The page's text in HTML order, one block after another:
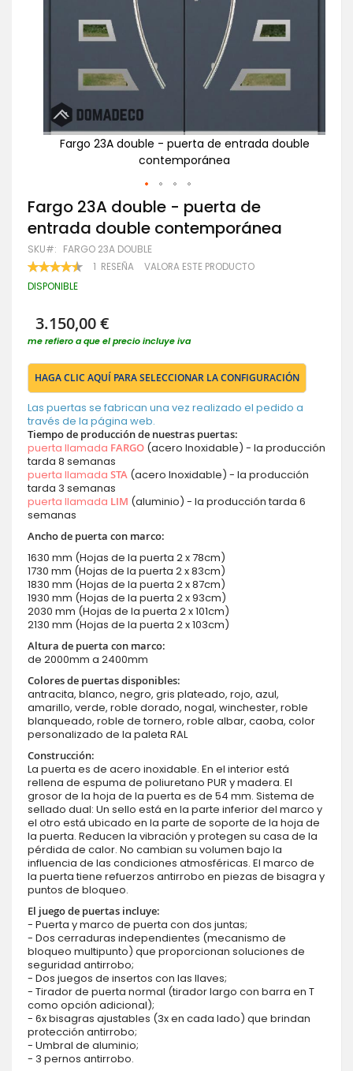
Fargo 23A double - puerta de entrada double
contemporánea
Saltar
al
comienzo
de
la
galería
de
Fargo 23A double - puerta de
entrada double contemporánea
SKU FARGO 23A DOUBLE
VALORACIÓN:
90 100
1 RESEÑA VALORA ESTE PRODUCTO
DISPONIBLE
3.150,00 €
me refiero a que el precio incluye iva
HAGA CLIC AQUÍ PARA SELECCIONAR LA CONFIGURACIÓN
Las puertas se fabrican una vez realizado el pedido a
través de la página web.
Tiempo de producción de nuestras puertas:
puerta llamada FARGO (acero Inoxidable) - la producción
tarda 8 semanas
puerta llamada STA (acero Inoxidable) - la producción
tarda 3 semanas
puerta llamada LIM (aluminio) - la producción tarda 6
semanas
Ancho de puerta con marco:
1630 mm (Hojas de la puerta 2 x 78cm)
1730 mm (Hojas de la puerta 2 x 83cm)
1830 mm (Hojas de la puerta 2 x 87cm)
1930 mm (Hojas de la puerta 2 x 93cm)
2030 mm (Hojas de la puerta 2 x 101cm)
2130 mm (Hojas de la puerta 2 x 103cm)
Altura de puerta con marco:
de 2000mm a 2400mm
Colores de puertas disponibles:
antracita, blanco, negro, gris plateado, rojo, azul,
amarillo, verde, roble dorado, nogal, winchester, roble
blanqueado, roble de tornero, roble albar, caoba, color
personalizado de la paleta RAL
Construcción:
La puerta es de acero inoxidable. En el interior está
rellena de espuma de poliuretano PUR y madera. El
grosor de la hoja de la puerta es de 54 mm. Sistema de
sellado dual: Un sello está en la parte inferior del marco y
el otro está ubicado en la parte de soporte de la hoja de
la puerta. Reducen la vibración y protegen su casa de la
pérdida de calor. No cambian su volumen bajo la
influencia de las condiciones atmosféricas. El marco de
la puerta tiene refuerzos antirrobo en piezas de bisagra y
puntos de bloqueo.
El juego de puertas incluye:
- Puerta y marco de puerta con dos juntas;
- Dos cerraduras independientes (mecanismo de
bloqueo multipunto) que proporcionan soluciones de
seguridad antirrobo;
- Dos juegos de insertos con las llaves;
- Tirador de puerta normal (tirador largo con barra en T
como opción adicional);
- 6x bisagras ajustables (3x en cada lado) que brindan
protección antirrobo;
- Umbral de aluminio;
- 3 pernos antirrobo.